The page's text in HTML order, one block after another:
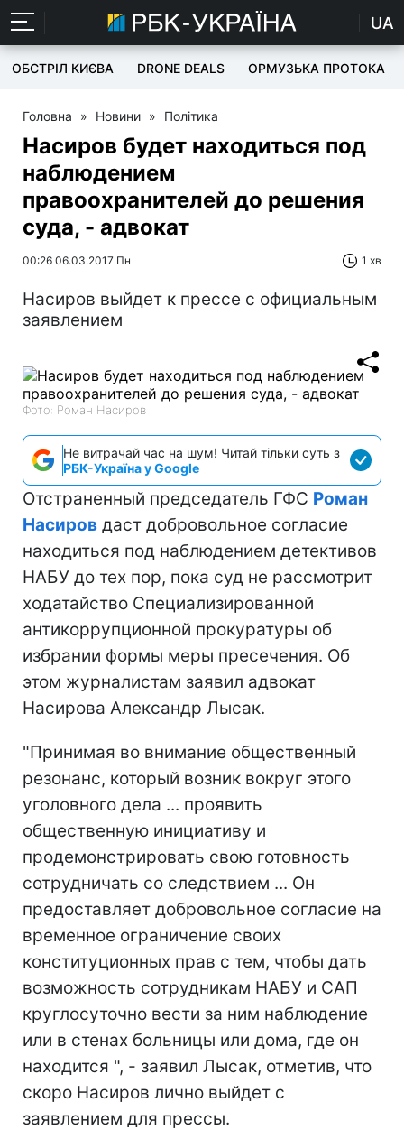
UA
ОБСТРІЛ КИЄВА DRONE DEALS ОРМУЗЬКА ПРОТОКА
Головна » Новини » Політика
Насиров будет находиться под
наблюдением
правоохранителей до решения
суда, - адвокат
00:26 06.03.2017 Пн 1 хв
Насиров выйдет к прессе с официальным
заявлением
Фото: Роман Насиров
Не витрачай час на шум! Читай тільки суть з
РБК-Україна у Google
Отстраненный председатель ГФС Роман
Насиров даст добровольное согласие
находиться под наблюдением детективов
НАБУ до тех пор, пока суд не рассмотрит
ходатайство Специализированной
антикоррупционной прокуратуры об
избрании формы меры пресечения. Об
этом журналистам заявил адвокат
Насирова Александр Лысак.
"Принимая во внимание общественный
резонанс, который возник вокруг этого
уголовного дела ... проявить
общественную инициативу и
продемонстрировать свою готовность
сотрудничать со следствием ... Он
предоставляет добровольное согласие на
временное ограничение своих
конституционных прав с тем, чтобы дать
возможность сотрудникам НАБУ и САП
круглосуточно вести за ним наблюдение
или в стенах больницы или дома, где он
находится ", - заявил Лысак, отметив, что
скоро Насиров лично выйдет с
заявлением для прессы.